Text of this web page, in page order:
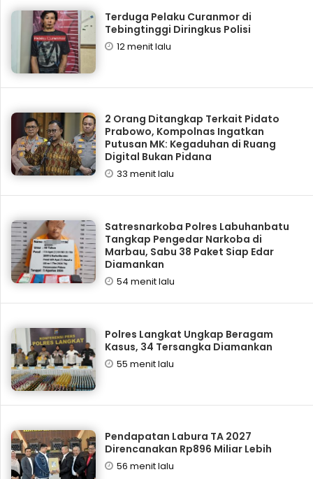
Terduga Pelaku Curanmor di
Tebingtinggi Diringkus Polisi
12 menit lalu
2 Orang Ditangkap Terkait Pidato
Prabowo, Kompolnas Ingatkan
Putusan MK: Kegaduhan di Ruang
Digital Bukan Pidana
33 menit lalu
Satresnarkoba Polres Labuhanbatu
Tangkap Pengedar Narkoba di
Marbau, Sabu 38 Paket Siap Edar
Diamankan
54 menit lalu
Polres Langkat Ungkap Beragam
Kasus, 34 Tersangka Diamankan
55 menit lalu
Pendapatan Labura TA 2027
Direncanakan Rp896 Miliar Lebih
56 menit lalu